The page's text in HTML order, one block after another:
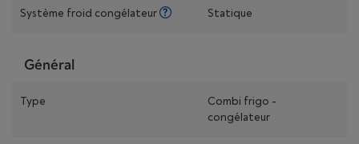
Système froid congélateur Statique
Général
Type
Combi frigo -
congélateur